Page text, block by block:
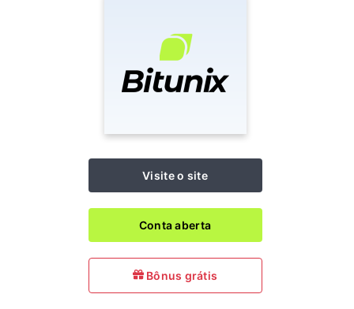
Visite o site
Conta aberta
Bônus grátis